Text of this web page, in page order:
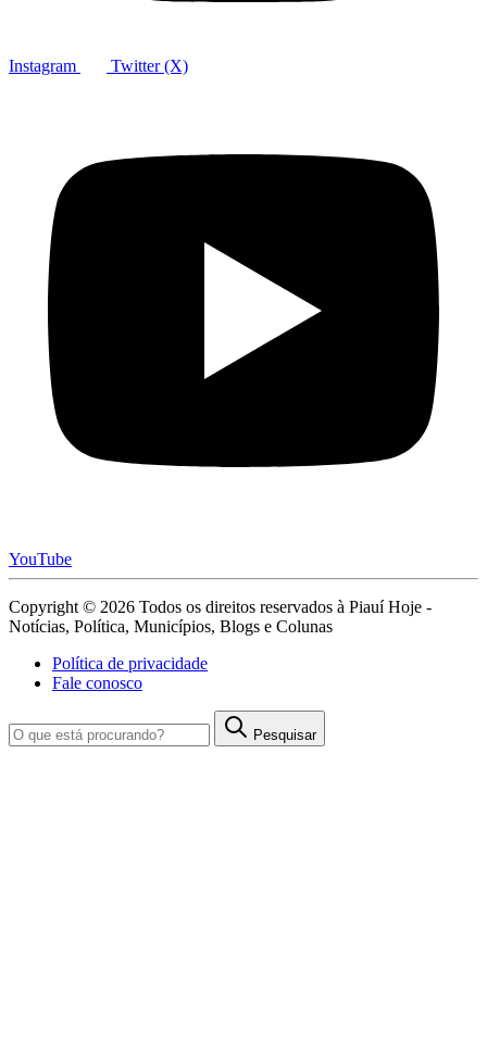
Instagram Twitter (X)
YouTube
Copyright © 2026 Todos os direitos reservados à Piauí Hoje -
Notícias, Política, Municípios, Blogs e Colunas
Política de privacidade
Fale conosco
Pesquisar